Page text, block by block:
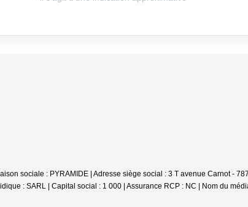
sociale : PYRAMIDE | Adresse siège social : 3 T avenue Carnot -
: SARL | Capital social : 1 000 | Assurance RCP : NC | Nom du